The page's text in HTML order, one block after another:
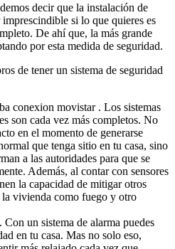
decir que la instalación de
imprescindible si lo que quieres es
De ahí que, la más grande
por esta medida de seguridad.
de tener un sistema de seguridad
conexion movistar . Los sistemas
son cada vez más completos. No
en el momento de generarse
que tenga sitio en tu casa, sino
a las autoridades para que se
Además, al contar con sensores
la capacidad de mitigar otros
la vivienda como fuego y otro
Con un sistema de alarma puedes
en tu casa. Mas no solo eso,